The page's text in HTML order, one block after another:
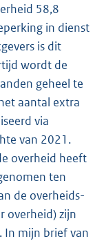
58,8
in dienst
is dit
wordt de
geheel te
aantal extra
via
van 2021.
overheid heeft
ten
de overheids-
overheid) zijn
In mijn brief van